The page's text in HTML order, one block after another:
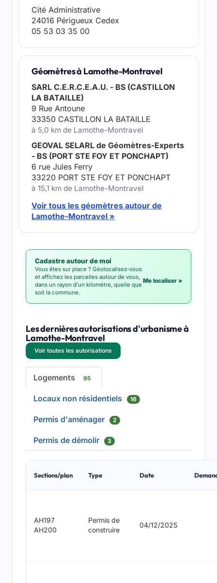
Cité Administrative
24016 Périgueux Cedex
05 53 03 35 00
Géomètres à Lamothe-Montravel
SARL C.E.R.C.E.A.U. - BS (CASTILLON
LA BATAILLE)
9 Rue Antoune
33350 CASTILLON LA BATAILLE
à 5,0 km de Lamothe-Montravel
GEOVAL SELARL de Géomètres-Experts
- BS (PORT STE FOY ET PONCHAPT)
6 rue Jules Ferry
33220 PORT STE FOY ET PONCHAPT
à 15,1 km de Lamothe-Montravel
Voir tous les géomètres autour de
Lamothe-Montravel »
Cadastre autour de moi
Vous êtes sur place ? Géolocalisez-vous
et affichez les parcelles autour de vous,
dans un rayon d'un kilomètre, quelle que
soit la commune.
Me localiser »
Les dernières autorisations d'urbanisme à
Lamothe-Montravel
Voir toutes les autorisations
Logements 95
Locaux non résidentiels 16
Permis d'aménager 2
Permis de démolir 3
Sections/plan Type Date
AH197
AH200
Permis de
construire
04/12/2025